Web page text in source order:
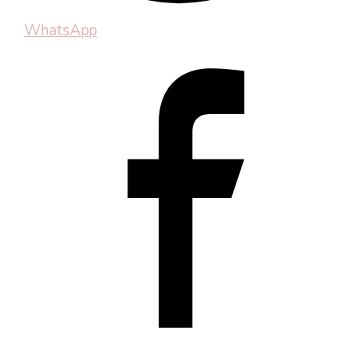
WhatsApp